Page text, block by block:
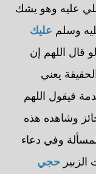
عليه وهو يشك
وسلم عليك
قال اللهم إن
يعني
فيقول اللهم
وشاهده هذه
وفي دعاء
حجي